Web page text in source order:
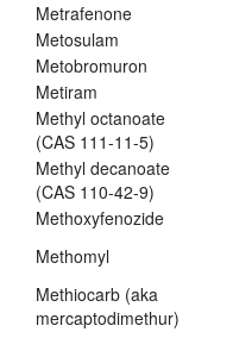
Metrafenone
Metosulam
Metobromuron
Metiram
Methyl octanoate
(CAS 111-11-5)
Methyl decanoate
(CAS 110-42-9)
Methoxyfenozide
Methomyl
Methiocarb (aka
mercaptodimethur)